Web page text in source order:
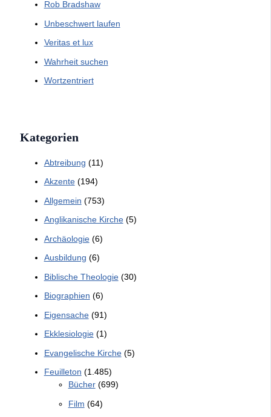
Rob Bradshaw
Unbeschwert laufen
Veritas et lux
Wahrheit suchen
Wortzentriert
Kategorien
Abtreibung (11)
Akzente(194)
Allgemein (753)
Anglikanische Kirche(5)
Archäologie(6)
Ausbildung (6)
Biblische Theologie(30)
Biographien (6)
Eigensache(91)
Ekklesiologie(1)
Evangelische Kirche(5)
Feuilleton (1.485)
Bücher(699)
Film (64)